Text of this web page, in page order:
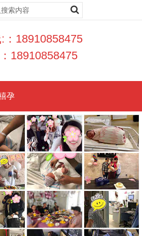
：18910858475
18910858475
孕